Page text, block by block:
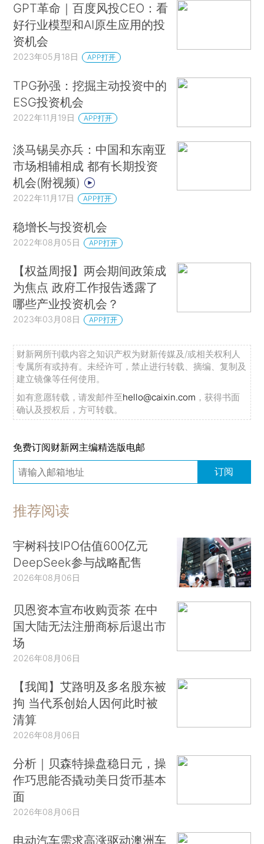
GPT革命｜百度风投CEO：看
好行业模型和AI原生应用的投
资机会
2023年05月18日 APP打开
TPG孙强：挖掘主动投资中的
ESG投资机会
2022年11月19日 APP打开
淡马锡吴亦兵：中国和东南亚
市场相辅相成 都有长期投资
机会(附视频)
2022年11月17日 APP打开
稳增长与投资机会
2022年08月05日 APP打开
【权益周报】两会期间政策成
为焦点 政府工作报告透露了
哪些产业投资机会？
2023年03月08日 APP打开
财新网所刊载内容之知识产权为财新传媒及/或相关权利人
专属所有或持有。未经许可，禁止进行转载、摘编、复制及
建立镜像等任何使用。
如有意愿转载，请发邮件至hello@caixin.com ，获得书面
确认及授权后，方可转载。
免费订阅财新网主编精选版电邮
订阅
推荐阅读
宇树科技IPO估值600亿元
DeepSeek参与战略配售
2026年08月06日
贝恩资本宣布收购贡茶 在中
国大陆无法注册商标后退出市
场
2026年08月06日
【我闻】艾路明及多名股东被
拘 当代系创始人因何此时被
清算
2026年08月06日
分析｜贝森特操盘稳日元，操
作巧思能否撬动美日货币基本
面
2026年08月06日
电动汽车需求高涨驱动澳洲车